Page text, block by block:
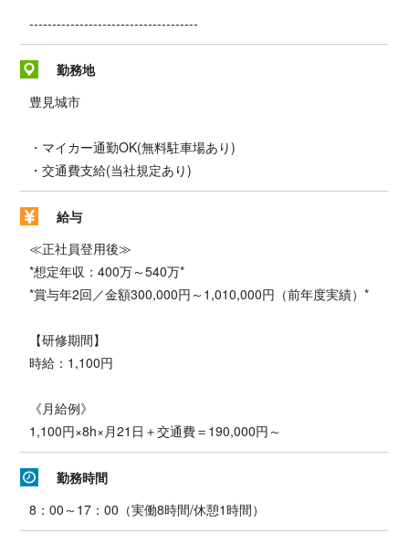
-------------------------------------
勤務地
豊見城市
・マイカー通勤OK(無料駐車場あり)
・交通費支給(当社規定あり)
給与
≪正社員登用後≫
*想定年収：400万～540万*
*賞与年2回／金額300,000円～1,010,000円（前年度実績）*
【研修期間】
時給：1,100円
《月給例》
1,100円×8h×月21日＋交通費＝190,000円～
勤務時間
8：00～17：00（実働8時間/休憩1時間）